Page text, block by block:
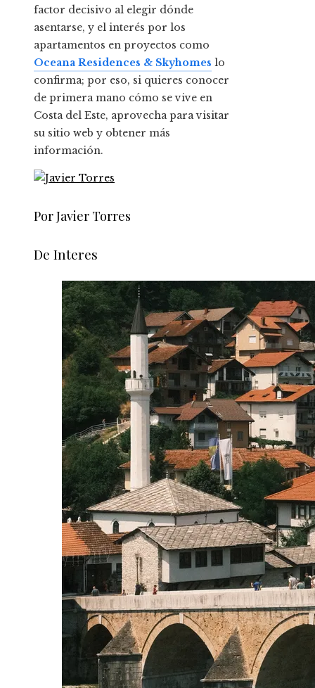
factor decisivo al elegir dónde
asentarse, y el interés por los
apartamentos en proyectos como
Oceana Residences & Skyhomes lo
confirma; por eso, si quieres conocer
de primera mano cómo se vive en
Costa del Este, aprovecha para visitar
su sitio web y obtener más
información.
Por Javier Torres
De Interes